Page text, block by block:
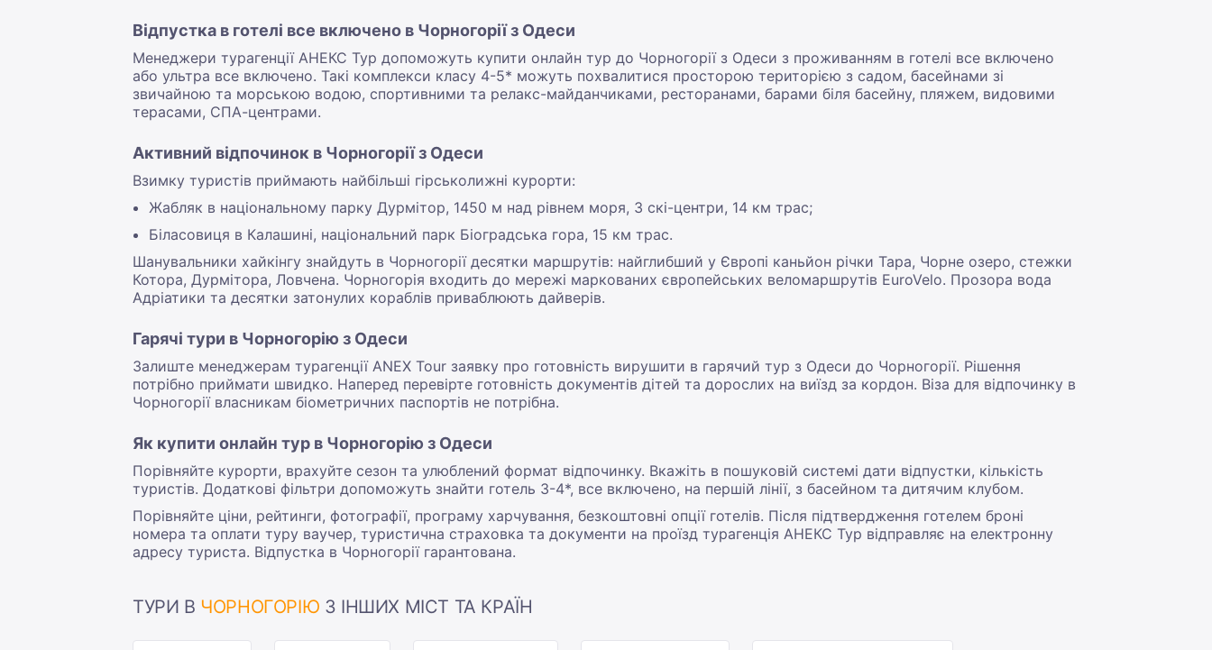
Відпустка в готелі все включено в Чорногорії з Одеси
Менеджери турагенції АНЕКС Тур допоможуть купити онлайн тур до Чорногорії з Одеси з проживанням в готелі все включено
або ультра все включено. Такі комплекси класу 4-5* можуть похвалитися просторою територією з садом, басейнами зі
звичайною та морською водою, спортивними та релакс-майданчиками, ресторанами, барами біля басейну, пляжем, видовими
терасами, СПА-центрами.
Активний відпочинок в Чорногорії з Одеси
Взимку туристів приймають найбільші гірськолижні курорти:
Жабляк в національному парку Дурмітор, 1450 м над рівнем моря, 3 скі-центри, 14 км трас;
Біласовиця в Калашині, національний парк Біоградська гора, 15 км трас.
Шанувальники хайкінгу знайдуть в Чорногорії десятки маршрутів: найглибший у Європі каньйон річки Тара, Чорне озеро, стежки
Котора, Дурмітора, Ловчена. Чорногорія входить до мережі маркованих європейських веломаршрутів EuroVelo. Прозора вода
Адріатики та десятки затонулих кораблів приваблюють дайверів.
Гарячі тури в Чорногорію з Одеси
Залиште менеджерам турагенції ANEX Tour заявку про готовність вирушити в гарячий тур з Одеси до Чорногорії. Рішення
потрібно приймати швидко. Наперед перевірте готовність документів дітей та дорослих на виїзд за кордон. Віза для відпочинку в
Чорногорії власникам біометричних паспортів не потрібна.
Як купити онлайн тур в Чорногорію з Одеси
Порівняйте курорти, врахуйте сезон та улюблений формат відпочинку. Вкажіть в пошуковій системі дати відпустки, кількість
туристів. Додаткові фільтри допоможуть знайти готель 3-4*, все включено, на першій лінії, з басейном та дитячим клубом.
Порівняйте ціни, рейтинги, фотографії, програму харчування, безкоштовні опції готелів. Після підтвердження готелем броні
номера та оплати туру ваучер, туристична страховка та документи на проїзд турагенція АНЕКС Тур відправляє на електронну
адресу туриста. Відпустка в Чорногорії гарантована.
ТУРИ В ЧОРНОГОРІЮ З ІНШИХ МІСТ ТА КРАЇН